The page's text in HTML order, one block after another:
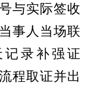
与实际签收
事人当场联
录补强证
程取证并出